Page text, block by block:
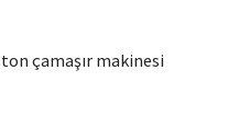
çamaşır makinesi